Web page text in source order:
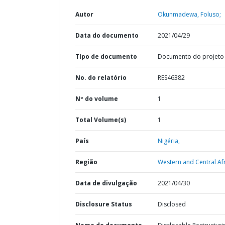
Autor Okunmadewa, Foluso;
Data do documento 2021/04/29
TIpo de documento Documento do projeto
No. do relatório RES46382
Nº do volume 1
Total Volume(s) 1
País Nigéria,
Região Western and Central
Data de divulgação 2021/04/30
Disclosure Status Disclosed